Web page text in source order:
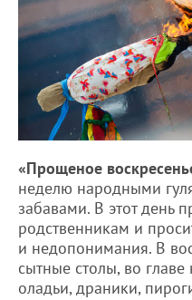
«Прощеное
неделю народными
забавами. В этот день
родственникам и
и недопонимания. В
сытные столы, во
оладьи, драники,